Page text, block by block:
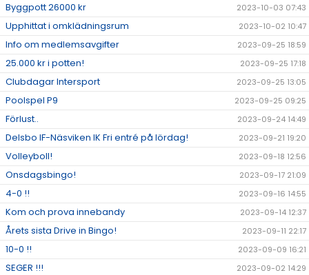
Byggpott 26000 kr 2023-10-03 07:43
Upphittat i omklädningsrum 2023-10-02 10:47
Info om medlemsavgifter 2023-09-25 18:59
25.000 kr i potten! 2023-09-25 17:18
Clubdagar Intersport 2023-09-25 13:05
Poolspel P9 2023-09-25 09:25
Förlust.. 2023-09-24 14:49
Delsbo IF-Näsviken IK Fri entré på lördag! 2023-09-21 19:20
Volleyboll! 2023-09-18 12:56
Onsdagsbingo! 2023-09-17 21:09
4-0 !! 2023-09-16 14:55
Kom och prova innebandy 2023-09-14 12:37
Årets sista Drive in Bingo! 2023-09-11 22:17
10-0 !! 2023-09-09 16:21
SEGER !!! 2023-09-02 14:29